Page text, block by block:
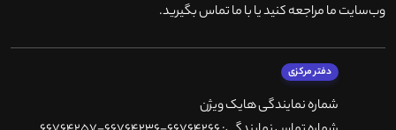
وب‌سایت ما مراجعه کنید یا با ما تماس بگیرید.
دفتر مرکزی
شماره نمایندگی هایک ویژن